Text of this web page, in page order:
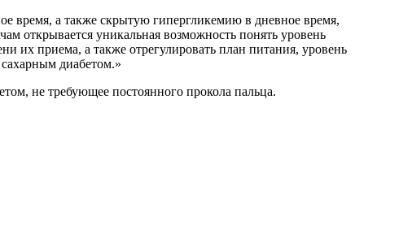
время, а также скрытую гипергликемию в дневное время,
открывается уникальная возможность понять уровень
их приема, а также отрегулировать план питания, уровень
диабетом.»
не требующее постоянного прокола пальца.